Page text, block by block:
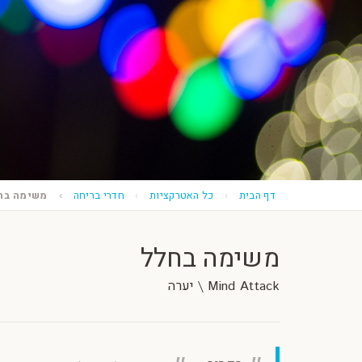
דף הבית כל האטרקציות חדרי בריחה משימה
משימה בחלל
Mind Attack \ יערה